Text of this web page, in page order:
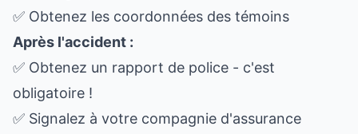
✅ Obtenez les coordonnées des témoins
Après l'accident :
✅ Obtenez un rapport de police - c'est
obligatoire !
✅ Signalez à votre compagnie d'assurance